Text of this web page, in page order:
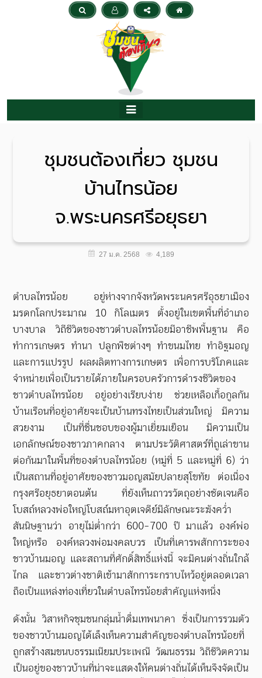
ชุมชนต้องเที่ยว ชุมชน
บ้านไทรน้อย
จ.พระนครศรีอยุธยา
27 ม.ค. 2568 4,189
ตำบลไทรน้อย อยู่ห่างจากจังหวัดพระนครศรีอุธยาเมือง
มรดกโลกประมาณ
10 กิโลเมตร ตั้งอยู่ในเขตพื้นที่อำเภอ
บางบาล วิถีชีวิตของชาวตำบลไทรน้อยมีอาชีพพื้นฐาน คือ
ทำการเกษตร ทำนา ปลูกพืชต่างๆ ทำขนมไทย ทำอิฐมอญ
และการแปรรูป ผลผลิตทางการเกษตร เพื่อการบริโภคและ
จำหน่ายเพื่อเป็นรายได้ภายในครอบครัวการดำรงชีวิตของ
ชาวตำบลไทรน้อย อยู่อย่างเรียบง่าย ช่วยเหลือเกื้อกูลกัน
บ้านเรือนที่อยู่อาศัยจะเป็นบ้านทรงไทยเป็นส่วนใหญ่ มีความ
สวยงาม เป็นที่ชื่นชอบของผู้มาเยี่ยมเยือน มีความเป็น
เอกลักษณ์ของชาวภาคกลาง ตามประวัติศาสตร์ที่ถูเล่าขาน
ต่อกันมาในพื้นที่ของตำบลไทรน้อย (หมู่ที่ 5 และหมู่ที่ 6) ว่า
เป็นสถานที่อยู่อาศัยของชาวมอญสมัยปลายสุโขทัย ต่อเนื่อง
กรุงศรีอยุธยาตอนต้น
ที่ยังเห็นถาวรวัตถุอย่างชัดเจนคือ
โบสถ์หลวงพ่อใหญ่โบสถ์มหาอุตเจดีย์มีลักษณะระฆังคว่ำ
สันนิษฐานว่า อายุไม่ต่ำกว่า 600-700 ปี มาแล้ว องค์พ่อ
ใหญ่หรือ องค์หลวงพ่อมงคลบวร
เป็นที่เคารพสักการะของ
ชาวบ้านมอญ และสถานที่ศักดิ์สิทธิ์แห่งนี้ จะมีคนต่างถิ่นใกล้
ไกล และชาวต่างชาติเข้ามาสักการะกราบไหว้อยู่ตลอดเวลา
ถือเป็นแหล่งท่องเที่ยวในตำบลไทรน้อยสำคัญแห่งหนึ่ง
ดังนั้น วิสาหกิจชุมชนกลุ่มน้ำดื่มเทพนาคา ซึ่งเป็นการรวมตัว
ของชาวบ้านมอญได้เล็งเห็นความสำคัญของตำบลไทรน้อยที่
ถูกสร้างสมขนบธรรมเนียมประเพณี วัฒนธรรม วิถีชีวิตความ
เป็นอยู่ของชาวบ้านที่น่าจะแสดงให้คนต่างถิ่นได้เห็นจึงจัดเป็น